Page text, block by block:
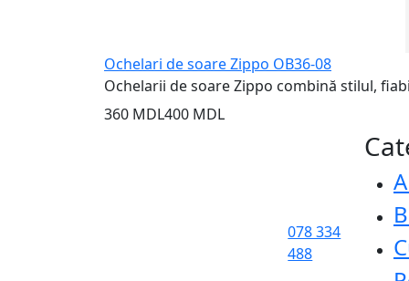
Ochelari de soare Zippo OB36-08
Ochelarii de soare Zippo combină stilul,
360 MDL400 MDL
078 334
488